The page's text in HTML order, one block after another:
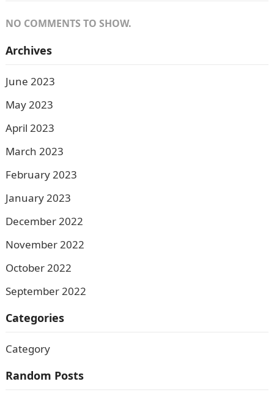
NO COMMENTS TO SHOW.
Archives
June 2023
May 2023
April 2023
March 2023
February 2023
January 2023
December 2022
November 2022
October 2022
September 2022
Categories
Category
Random Posts